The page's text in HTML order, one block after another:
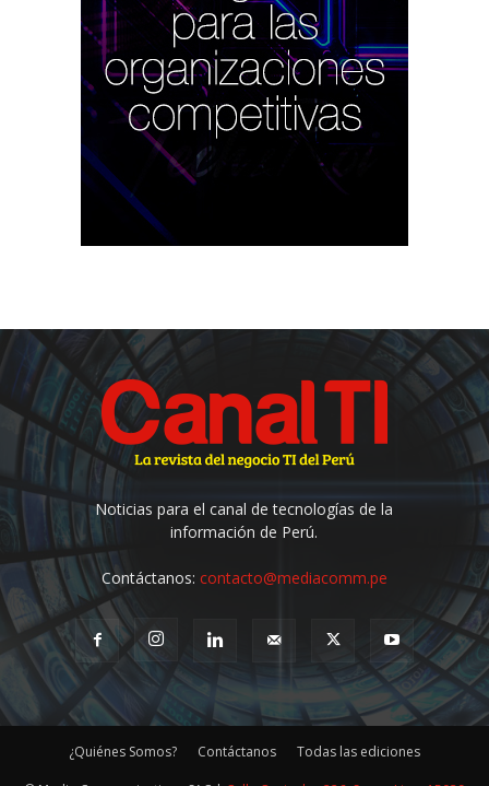
Noticias para el canal de tecnologías de la
información de Perú.
Contáctanos: contacto@mediacomm.pe
¿Quiénes Somos? Contáctanos Todas las ediciones